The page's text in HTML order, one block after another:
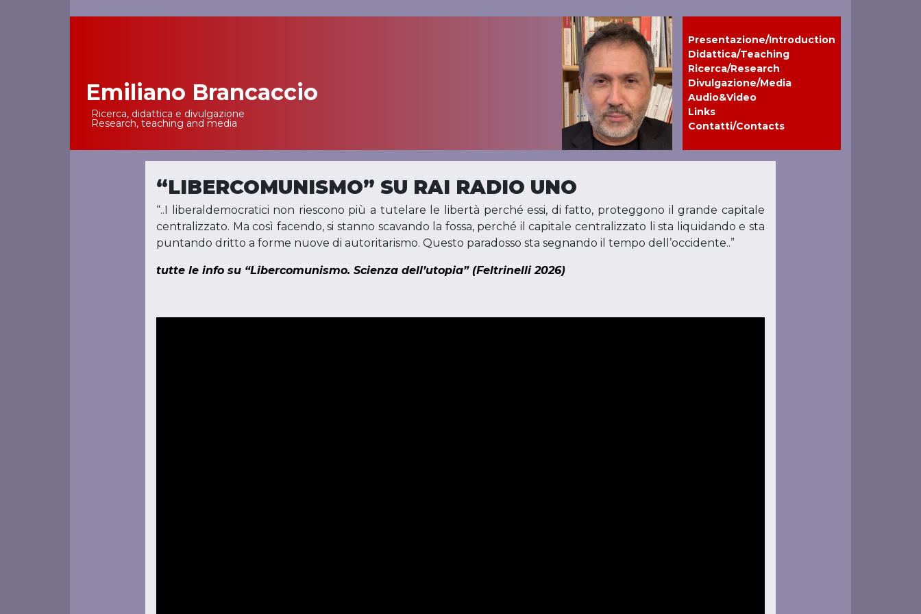
Main NavigationEmiliano Brancaccio
Ricerca, didattica e divulgazione
Research, teaching and media
Presentazione/Introduction
Didattica/Teaching
Ricerca/Research
Divulgazione/Media
Audio&Video
Links
Contatti/Contacts
“LIBERCOMUNISMO” SU RAI RADIO UNO
“..I liberaldemocratici non riescono più a tutelare le libertà perché essi, di fatto, proteggono il grande capitale
centralizzato. Ma così facendo, si stanno scavando la fossa, perché il capitale centralizzato li sta liquidando e sta
puntando dritto a forme nuove di autoritarismo. Questo paradosso sta segnando il tempo dell’occidente..”
tutte le info su “Libercomunismo. Scienza dell’utopia” (Feltrinelli 2026)